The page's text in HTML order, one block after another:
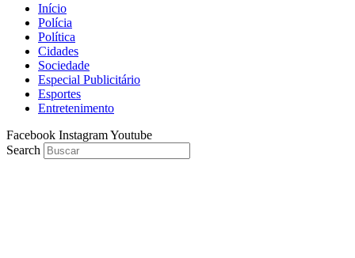
Início
Polícia
Política
Cidades
Sociedade
Especial Publicitário
Esportes
Entretenimento
Facebook InstagramYoutube
Search